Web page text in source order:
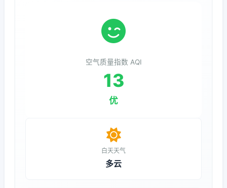
空气质量指数 AQI
13
优
白天天气
多云